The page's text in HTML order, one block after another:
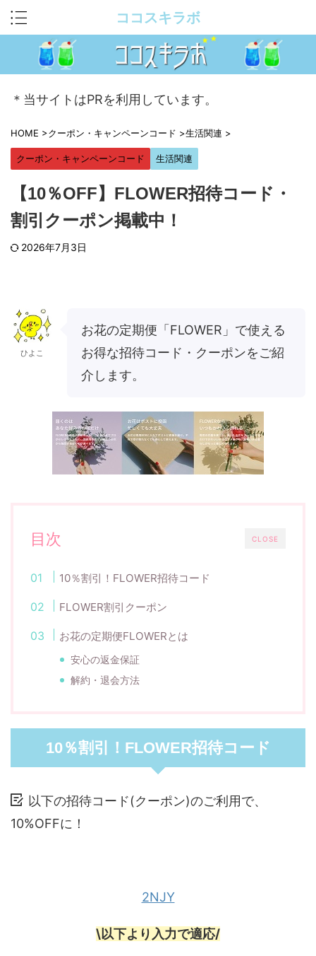
ココスキラボ
＊当サイトはPRを利用しています。
HOME >クーポン・キャンペーンコード >生活関連 >
クーポン・キャンペーンコード 生活関連
【10％OFF】FLOWER招待コード・
割引クーポン掲載中！
2026年7月3日
ひよこ
お花の定期便「FLOWER」で使える
お得な招待コード・クーポンをご紹
介します。
CLOSE
目次
10％割引！FLOWER招待コード
FLOWER割引クーポン
お花の定期便FLOWERとは
安心の返金保証
解約・退会方法
10％割引！FLOWER招待コード
以下の招待コード(クーポン)のご利用で、
10%OFFに！
2NJY
\以下より入力で適応/